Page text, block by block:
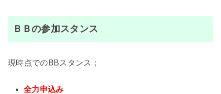
ＢＢの参加スタンス
現時点でのBBスタンス；
全力申込み